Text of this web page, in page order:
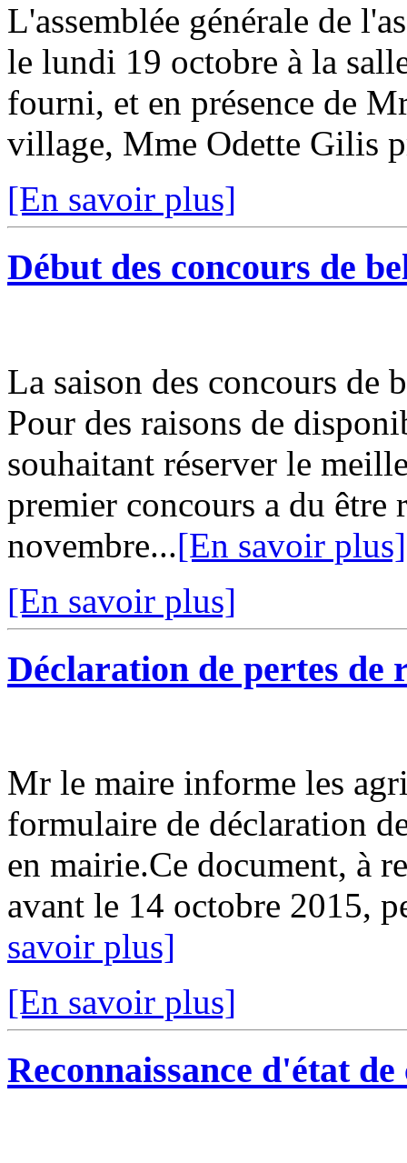
L'assemblée générale de
le lundi 19 octobre à la
fourni, et en présence de
village, Mme Odette Gilis
[En savoir plus]
Début des concours de
La saison des concours de
Pour des raisons de
souhaitant réserver le
premier concours a du être
novembre...[En savoir plus]
[En savoir plus]
Déclaration de pertes de
Mr le maire informe les
formulaire de déclaration
en mairie.Ce document, à
avant le 14 octobre 2015,
savoir plus]
[En savoir plus]
Reconnaissance d'état